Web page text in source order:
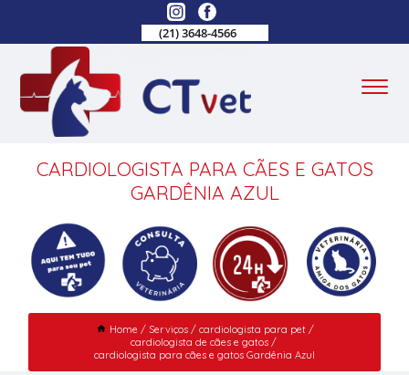
(21) 3648-4566
CARDIOLOGISTA PARA CÃES E GATOS
GARDÊNIA AZUL
Home Serviços
cardiologista para pet
cardiologista de cães e gatos
cardiologista para cães e gatos Gardênia Azul